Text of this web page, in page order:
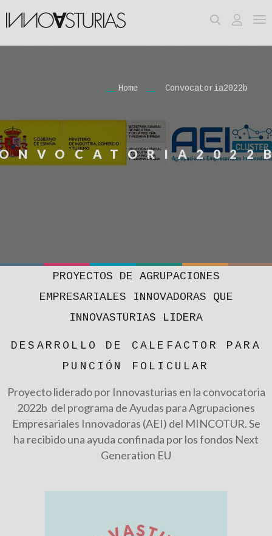
Home Convocatoria‎‎2022b
PROYECTOS DE AGRUPACIONES
EMPRESARIALES INNOVADORAS QUE
INNOVASTURIAS LIDERA
DESARROLLO DE CALEFACTOR PARA
PUNCIÓN FOLICULAR
Proyecto liderado por Innovasturias en la convocatoria
2022b del programa de Ayudas para Agrupaciones
Empresariales Innovadoras (AEI) del MINCOTUR. Se
ha recibido una ayuda confinada por los fondos Next
Generation EU